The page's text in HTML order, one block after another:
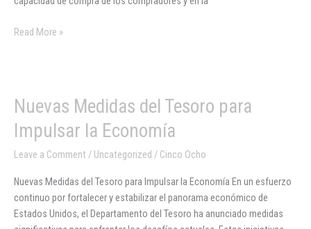
Read More »
Nuevas Medidas del Tesoro para
Impulsar la Economía
Leave a Comment / Uncategorized / Cinco Ocho
Nuevas Medidas del Tesoro para Impulsar la Economía En un esfuerzo
continuo por fortalecer y estabilizar el panorama económico de
Estados Unidos, el Departamento del Tesoro ha anunciado medidas
Nuevas
del
Tesoro
Impulsar
la
Economía